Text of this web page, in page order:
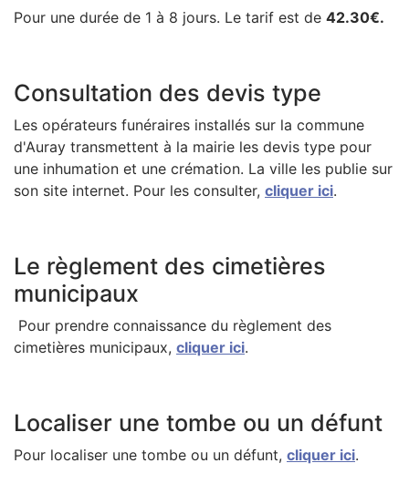
Pour une durée de 1 à 8 jours. Le tarif est de 42.30€.
Consultation des devis type
Les opérateurs funéraires installés sur la commune
d'Auray transmettent à la mairie les devis type pour
une inhumation et une crémation. La ville les publie sur
son site internet. Pour les consulter, cliquer ici.
Le règlement des cimetières
municipaux
Pour prendre connaissance du règlement des
cimetières municipaux, cliquer ici.
Localiser une tombe ou un défunt
Pour localiser une tombe ou un défunt, cliquer ici.